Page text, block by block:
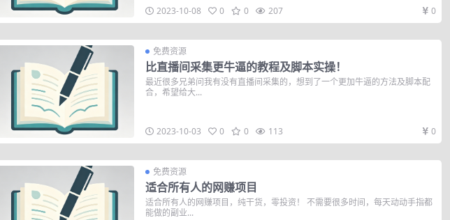
2023-10-08 0 0 207 0
免费资源
比直播间采集更牛逼的教程及脚本实操！
最近很多兄弟问我有没有直播间采集的，想到了一个更加牛逼的方法及脚本配
合，希望给大...
2023-10-03 0 0 113 0
免费资源
适合所有人的网赚项目
适合所有人的网赚项目，纯干货，零投资！ 不需要很多时间，每天动动手指都
能做的副业...